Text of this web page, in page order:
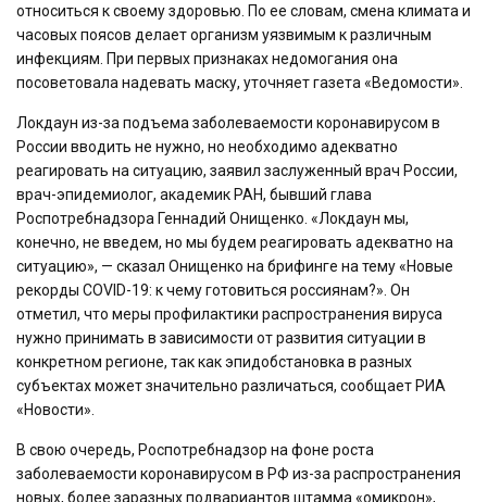
относиться к своему здоровью. По ее словам, смена климата и
часовых поясов делает организм уязвимым к различным
инфекциям. При первых признаках недомогания она
посоветовала надевать маску, уточняет газета «Ведомости».
Локдаун из-за подъема заболеваемости коронавирусом в
России вводить не нужно, но необходимо адекватно
реагировать на ситуацию, заявил заслуженный врач России,
врач-эпидемиолог, академик РАН, бывший глава
Роспотребнадзора Геннадий Онищенко. «Локдаун мы,
конечно, не введем, но мы будем реагировать адекватно на
ситуацию», — сказал Онищенко на брифинге на тему «Новые
рекорды COVID-19: к чему готовиться россиянам?». Он
отметил, что меры профилактики распространения вируса
нужно принимать в зависимости от развития ситуации в
конкретном регионе, так как эпидобстановка в разных
субъектах может значительно различаться, сообщает РИА
«Новости».
В свою очередь, Роспотребнадзор на фоне роста
заболеваемости коронавирусом в РФ из-за распространения
новых, более заразных подвариантов штамма «омикрон»,